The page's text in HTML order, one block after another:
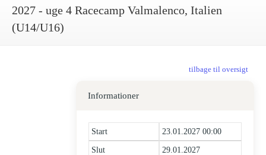
2027 - uge 4 Racecamp Valmalenco, Italien
(U14/U16)
tilbage til oversigt
Informationer
Start 23.01.2027 00:00
Slut 29.01.2027